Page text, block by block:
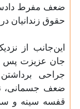
ضعف مفرط
حقوق زندانیان در
این‌جانب از
جان عزیزت پس از
جراحی برداشتن
ضعف جسمانی،
قفسه سینه و